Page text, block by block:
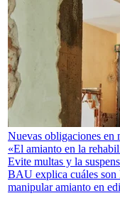
Nuevas obligaciones
«El amianto en la
Evite multas y la
BAU explica cuáles son
manipular amianto en